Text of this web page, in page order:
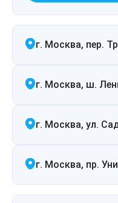
г. Москва, пер.
г. Москва, ш.
г. Москва, ул.
г. Москва, пр.